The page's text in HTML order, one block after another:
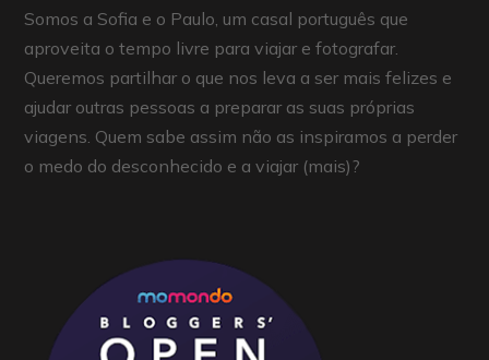
Somos a Sofia e o Paulo, um casal português que
aproveita o tempo livre para viajar e fotografar.
Queremos partilhar o que nos leva a ser mais felizes e
ajudar outras pessoas a preparar as suas próprias
viagens. Quem sabe assim não as inspiramos a perder
o medo do desconhecido e a viajar (mais)?